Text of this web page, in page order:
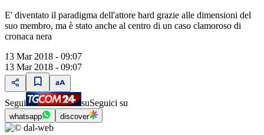
E' diventato il paradigma dell'attore hard grazie alle dimensioni del
suo membro, ma è stato anche al centro di un caso clamoroso di
cronaca nera
13 Mar 2018 - 09:07
13 Mar 2018 - 09:07
Segui suSeguici su
whatsapp discover